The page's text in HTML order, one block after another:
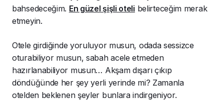
bahsedeceğim. En güzel şişli oteli belirteceğim merak
etmeyin.
Otele girdiğinde yoruluyor musun, odada sessizce
oturabiliyor musun, sabah acele etmeden
hazırlanabiliyor musun… Akşam dışarı çıkıp
döndüğünde her şey yerli yerinde mi? Zamanla
otelden beklenen şeyler bunlara indirgeniyor.